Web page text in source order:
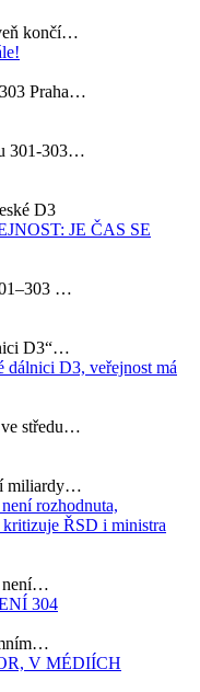
končí…
Praha…
301-303…
D3
JE ČAS SE
…
D3“…
dálnici D3, veřejnost má
ve středu…
miliardy…
rozhodnuta,
kritizuje ŘSD i ministra
není…
304
V MÉDIÍCH